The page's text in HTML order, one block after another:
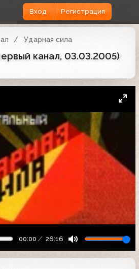
Вход Регистрация
Ударная сила
канал, 03.03.2005)
00:00 26:16